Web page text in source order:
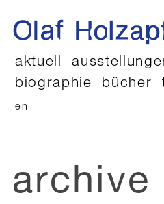
aktuell
biographie
bücher
en
archive